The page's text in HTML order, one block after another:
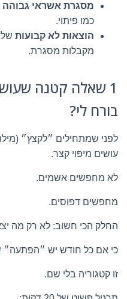
מסגרת אשראי גבוהה
כמו פיתוי.
הוצאות לא קבועות
מקבלות מסגרת.
1 שאלה קטנה
בורח לי?
לפני שמתחילים ״לקצץ״
עושים מיפוי קצר.
לא מחפשים אשמים.
מחפשים דפוסים.
החלק הכי חשוב: לא רק מה
כי אם כל חודש יש ״הפתעה״ של 1,200 ש״ח, זו לא
זו קטגוריה בלי שם.